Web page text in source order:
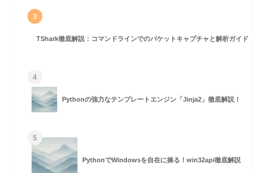
3
TShark徹底解説：コマンドラインでのパケットキャプチャと解析ガイド
4
Pythonの強力なテンプレートエンジン「Jinja2」徹底解説！
5
PythonでWindowsを自在に操る！win32api徹底解説